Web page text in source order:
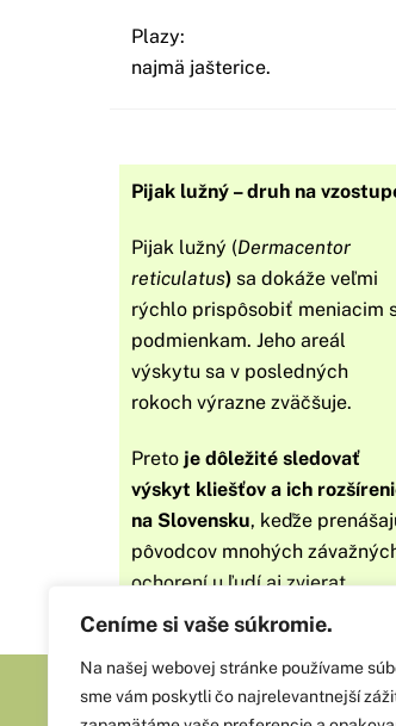
Ceníme si vaše súkromie.
Na našej webovej stránke používame
sme vám poskytli čo najrelevantnejší
Plazy:
najmä jašterice.
Pijak lužný – druh na
Pijak lužný (Dermacentor
reticulatus) sa dokáže veľmi
rýchlo prispôsobiť meniacim
podmienkam. Jeho areál
výskytu sa v posledných
rokoch výrazne zväčšuje.
Preto je dôležité sledovať
výskyt kliešťov a ich
na Slovensku, keďže
pôvodcov mnohých
ochorení u ľudí aj zvierat.